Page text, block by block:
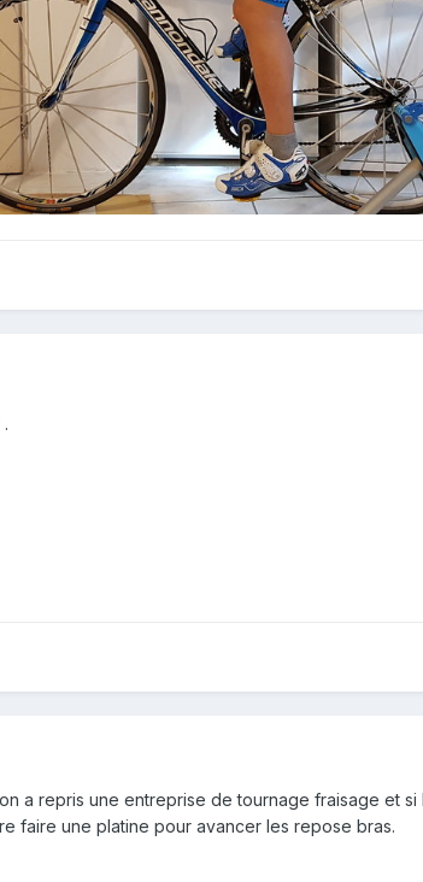
a repris une entreprise de tournage fraisage et
faire une platine pour avancer les repose bras.